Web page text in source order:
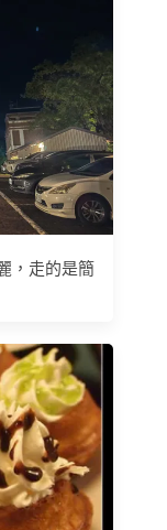
，走的是簡